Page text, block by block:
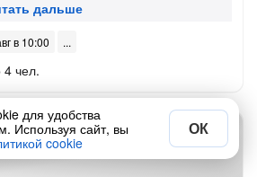
в 10:00
чел.
для удобства
Используя сайт, вы
cookie
ОК